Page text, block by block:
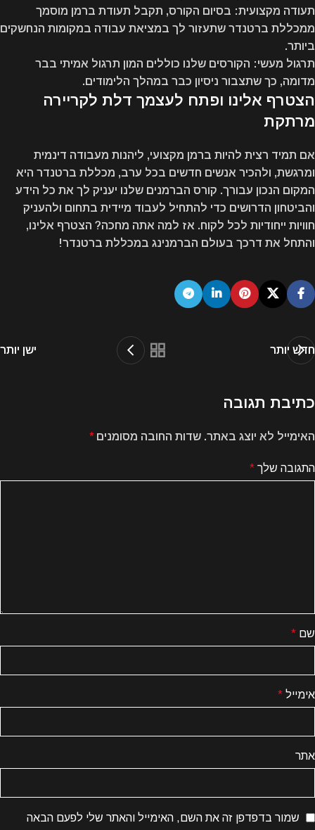
תעודה מקצועית: בסיום הקורס, תקבל תעודת ברמן מוסמך
ממכללת ברטנדר שתעזור לך במציאת עבודה במקומות הנחשקים
ביותר.
תרגול מעשי: הקורסים שלנו כוללים המון תרגול אמיתי בבר
מדומה, כך שתצבור ניסיון כבר במהלך הלימודים.
הצטרף אלינו ופתח לעצמך דלת לקריירה
מרתקת
אם תמיד רצית להיות ברמן מקצועי, ליהנות מעבודה דינמית
ומרגשת, ולהכיר אנשים חדשים בכל ערב, מכללת ברטנדר היא
המקום הנכון עבורך. קורס הברמנים שלנו יעניק לך את כל הידע
והביטחון הדרושים כדי להתחיל לעבוד מיידית בתחום ולהעניק
חוויות ייחודיות לכל לקוח. אז למה אתה מחכה? הצטרף אלינו,
והתחל את דרכך בעולם הברמנינג במכללת ברטנדר!
חדש יותר ישן יותר
כתיבת תגובה
האימייל לא יוצג באתר. שדות החובה מסומנים*
התגובה שלך *
שם *
אימייל *
אתר
שמור בדפדפן זה את השם, האימייל והאתר שלי לפעם הבאה